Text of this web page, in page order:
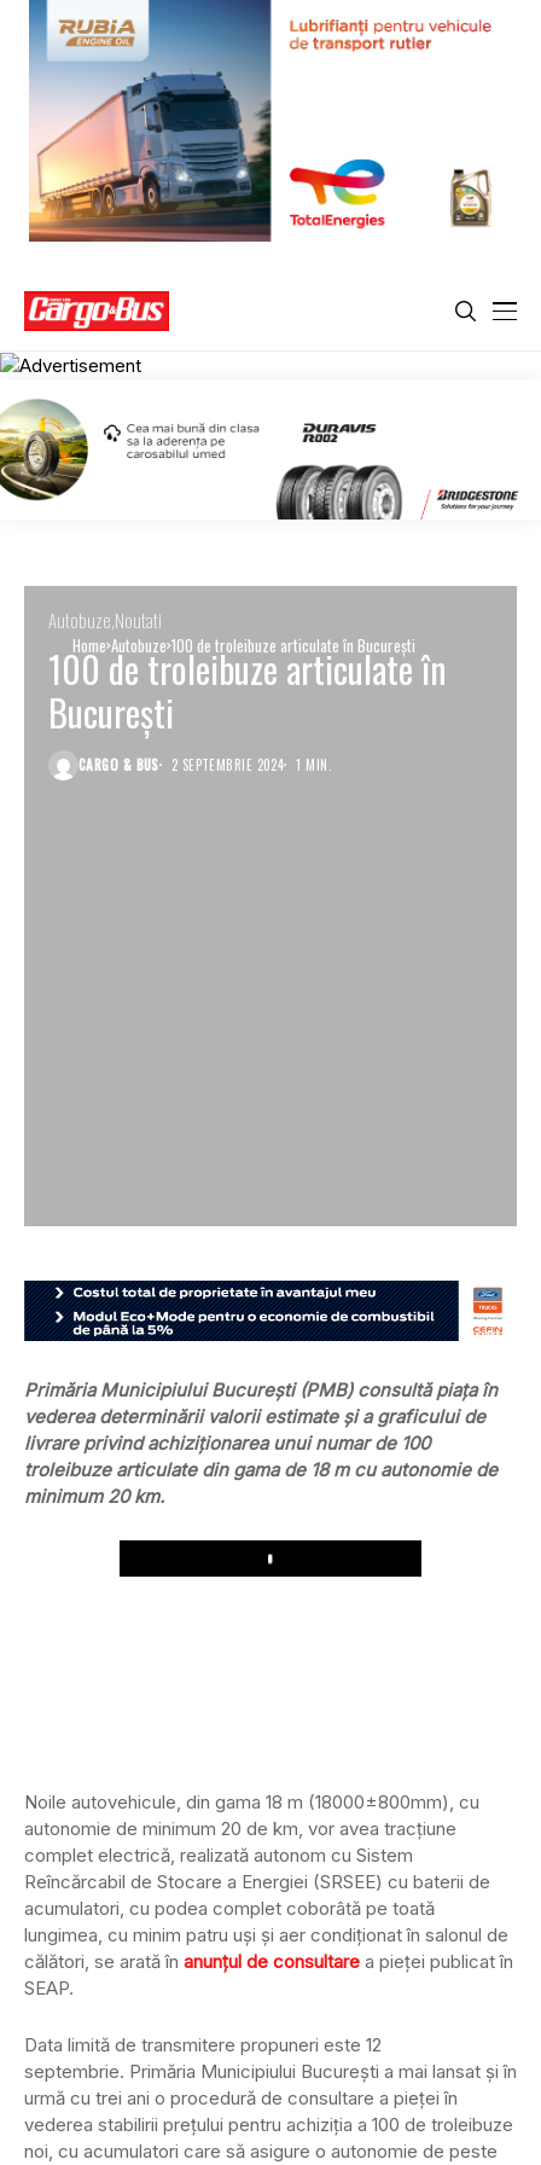
Home Autobuze 100 de troleibuze articulate în București
Autobuze Noutati
100 de troleibuze articulate în
București
CARGO & BUS 2 SEPTEMBRIE 2024 1 MIN.
Primăria Municipiului București (PMB) consultă piața în
vederea determinării valorii estimate și a graficului de
livrare privind achiziționarea unui numar de 100
troleibuze articulate din gama de 18 m cu autonomie de
minimum 20 km.
Play
Noile autovehicule, din gama 18 m (18000±800mm), cu
autonomie de minimum 20 de km, vor avea tracţiune
complet electrică, realizată autonom cu Sistem
Reîncărcabil de Stocare a Energiei (SRSEE) cu baterii de
acumulatori, cu podea complet coborâtă pe toată
lungimea, cu minim patru uşi şi aer condiţionat în salonul de
călători, se arată în anunțul de consultare a pieței publicat în
SEAP.
Data limită de transmitere propuneri este 12
septembrie. Primăria Municipiului București a mai lansat și în
urmă cu trei ani o procedură de consultare a pieței în
vederea stabilirii prețului pentru achiziția a 100 de troleibuze
noi, cu acumulatori care să asigure o autonomie de peste